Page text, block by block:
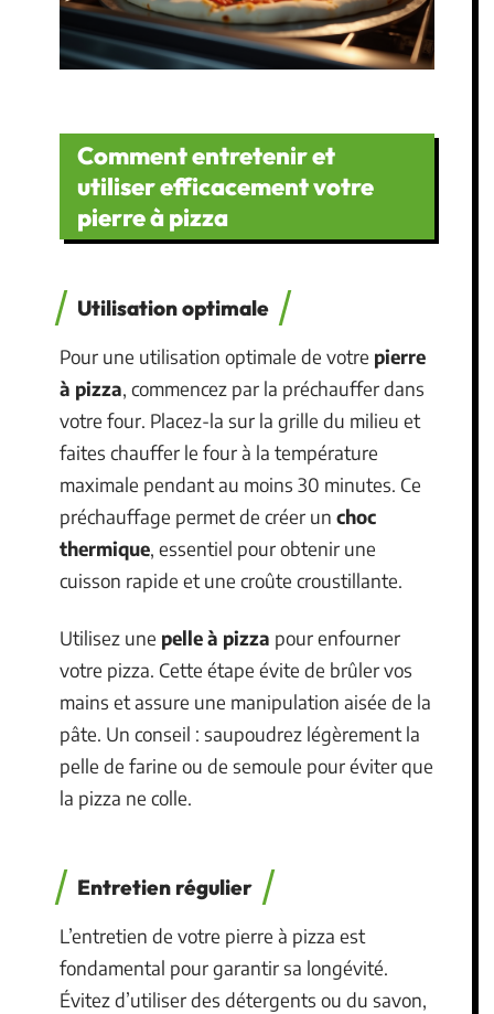
Comment entretenir et
utiliser efficacement votre
pierre à pizza
Utilisation optimale
Pour une utilisation optimale de votre pierre
à pizza, commencez par la préchauffer dans
votre four. Placez-la sur la grille du milieu et
faites chauffer le four à la température
maximale pendant au moins 30 minutes. Ce
préchauffage permet de créer un choc
thermique, essentiel pour obtenir une
cuisson rapide et une croûte croustillante.
Utilisez une pelle à pizza pour enfourner
votre pizza. Cette étape évite de brûler vos
mains et assure une manipulation aisée de la
pâte. Un conseil : saupoudrez légèrement la
pelle de farine ou de semoule pour éviter que
la pizza ne colle.
Entretien régulier
L’entretien de votre pierre à pizza est
fondamental pour garantir sa longévité.
Évitez d’utiliser des détergents ou du savon,